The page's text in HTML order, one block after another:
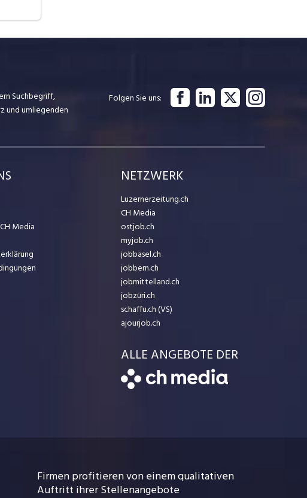
Suchbegriff,
und umliegenden
Folgen Sie uns
Media
NETZWERK
Luzernerzeitung.ch
CH Media
ostjob.ch
myjob.ch
jobbasel.ch
jobbern.ch
jobmittelland.ch
jobzüri.ch
schaffu.ch (VS)
ajourjob.ch
ALLE ANGEBOTE DER
Firmen profitieren von einem qualitativen
Auftritt ihrer Stellenangebote